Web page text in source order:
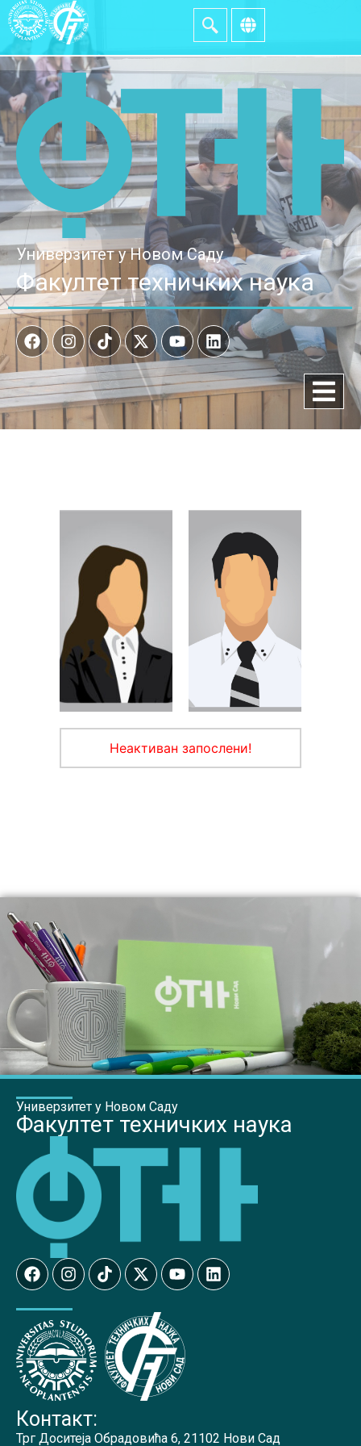
Универзитет у Новом Саду
Факултет техничких наука
Неактиван запослени!
Универзитет у Новом Саду
Факултет техничких наука
Контакт:
Трг Доситеја Обрадовића 6, 21102 Нови Сад